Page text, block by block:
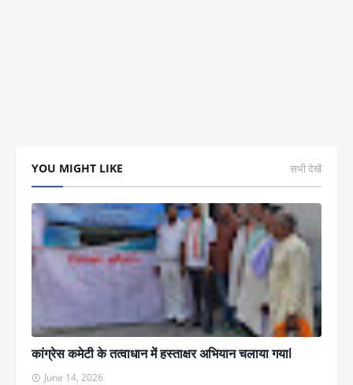
YOU MIGHT LIKE सभी देखें
कांग्रेस कमेटी के तत्वाधान में हस्ताक्षर अभियान चलाया गयाl
June 14, 2026